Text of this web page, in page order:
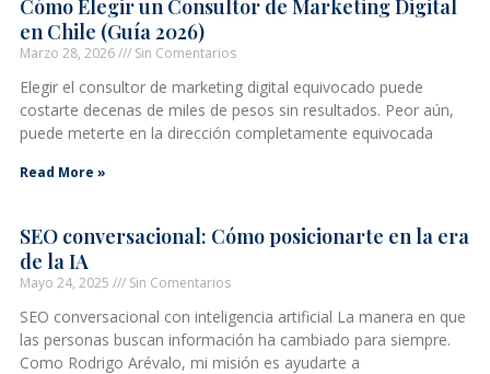
Cómo Elegir un Consultor de Marketing Digital
en Chile (Guía 2026)
Marzo 28, 2026 Sin Comentarios
Elegir el consultor de marketing digital equivocado puede
costarte decenas de miles de pesos sin resultados. Peor aún,
puede meterte en la dirección completamente equivocada
Read More »
SEO conversacional: Cómo posicionarte en la era
de la IA
Mayo 24, 2025 Sin Comentarios
SEO conversacional con inteligencia artificial La manera en que
las personas buscan información ha cambiado para siempre.
Como Rodrigo Arévalo, mi misión es ayudarte a